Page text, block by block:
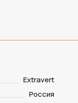
Extravert
Россия